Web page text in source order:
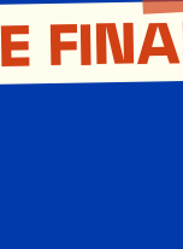
DK / EUR
FI / EUR